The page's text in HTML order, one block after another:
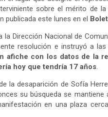
sobre el mérito de la
publicada este lunes en el
la Dirección Nacional de
resolución e instruyó a las
afiche con los datos de la
hoy que tendría 17 años.
la desaparición de Sofía
su búsqueda se mantiene
en una plaza